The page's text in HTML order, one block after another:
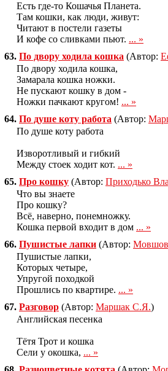
Есть где-то Кошачья Планета.
Там кошки, как люди, живут:
Читают в постели газеты
И кофе со сливками пьют. ... »
63. По двору ходила кошка (Автор:
По двору ходила кошка,
Замарала кошка ножки.
Не пускают кошку в дом -
Ножки пачкают кругом! ... »
64. По душе коту работа (Автор:
По душе коту работа
Изворотливый и гибкий
Между стоек ходит кот. ... »
65. Про кошку (Автор: Приходько
Что вы знаете
Про кошку?
Всё, наверно, понемножку.
Кошка первой входит в дом ... »
66. Пушистые лапки (Автор:
Пушистые лапки,
Которых четыре,
Упругой походкой
Прошлись по квартире. ... »
67. Разговор (Автор: Маршак С.Я.)
Английская песенка
Тётя Трот и кошка
Сели у окошка, ... »